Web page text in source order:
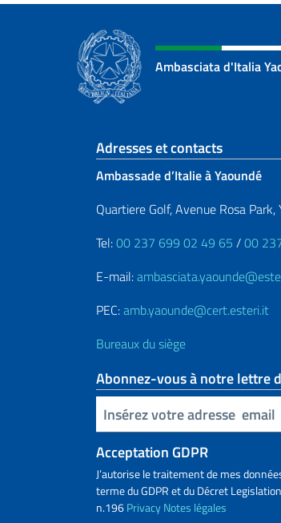
Ambasciata d'Italia
Section de
Adresses et contacts
Ambassade d’Italie à Yaoundé
Quartiere Golf, Avenue Rosa Park,
Tel:00 237 699 02 49 65 /00
E-mail:
PEC:amb.yaounde@cert.esteri.it
Bureaux du siège
Abonnez-vous à notre lettre
Insert your email
Acceptation GDPR
J’autorise le traitement de mes
terme du GDPR et du Décret
n.196PrivacyNotes légales